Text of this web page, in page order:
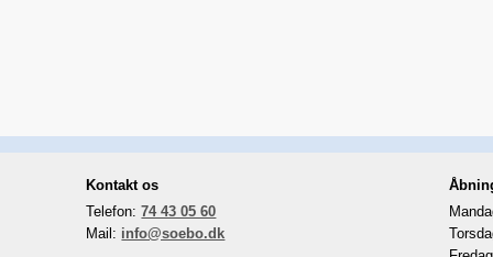
Kontakt os
Telefon:74 43 05 60
Mail: info@soebo.dk